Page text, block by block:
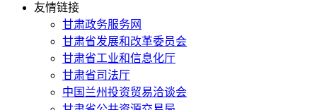
友情链接
甘肃政务服务网
甘肃省发展和改革委员会
甘肃省工业和信息化厅
甘肃省司法厅
中国兰州投资贸易洽谈会